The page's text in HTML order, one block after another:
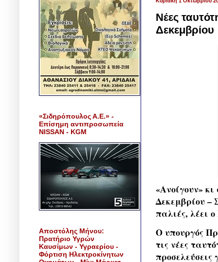
Νέες
Δεκεμβρίου
«Ανοίγουν»
Δεκεμβρίου –
παλιές, λέει
Ο υπουργός
τις νέες
«Σιδηρόπουλος Α.Ε.» -
Επίσημη αντιπροσωπεία
NISSAN - KGM
Αποστόλης Μήνου:
Πρατήριο Υγρών
Καυσίμων - Υγραερίου -
Φόρτιση Ηλεκτροκίνητων